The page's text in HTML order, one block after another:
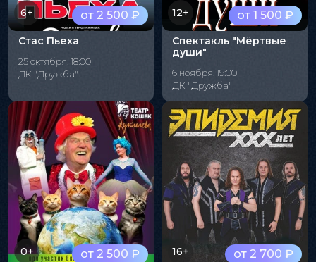
от 2 500 ₽
6+
Стас Пьеха
25 октября, 18:00
ДК "Дружба"
от 1 500 ₽
12+
Спектакль "Мёртвые
души"
6 ноября, 19:00
ДК "Дружба"
от 2 500 ₽
0+ от 2 700 ₽
16+